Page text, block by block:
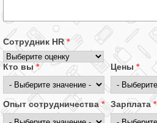
Сотрудник HR*
Кто вы* Цены *
Опыт сотрудничества* Зарплата*